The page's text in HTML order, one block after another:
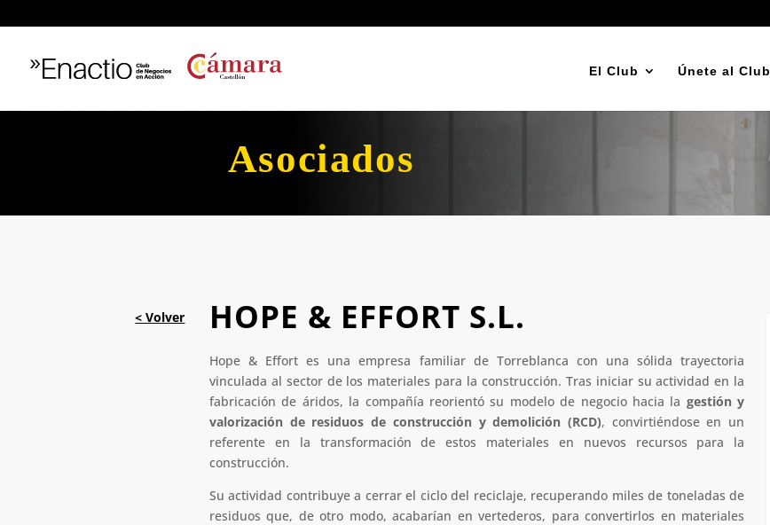
El Club Únete al Club
Asociados
HOPE & EFFORT S.L.
Hope & Effort es una empresa familiar de Torreblanca con una sólida trayectoria
vinculada al sector de los materiales para la construcción. Tras iniciar su actividad en la
fabricación de áridos, la compañía reorientó su modelo de negocio hacia la gestión y
valorización de residuos de construcción y demolición (RCD), convirtiéndose en un
referente en la transformación de estos materiales en nuevos recursos para la
construcción.
Su actividad contribuye a cerrar el ciclo del reciclaje, recuperando miles de toneladas de
residuos que, de otro modo, acabarían en vertederos, para convertirlos en materiales